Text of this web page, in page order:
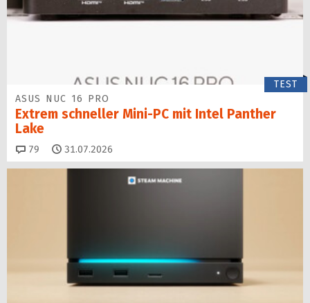
TEST
ASUS NUC 16 PRO
Extrem schneller Mini-PC mit Intel Panther
Lake
79 Kommentare
31.07.2026